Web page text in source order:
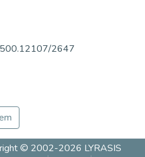
2647
© 2002-2026 LYRASIS